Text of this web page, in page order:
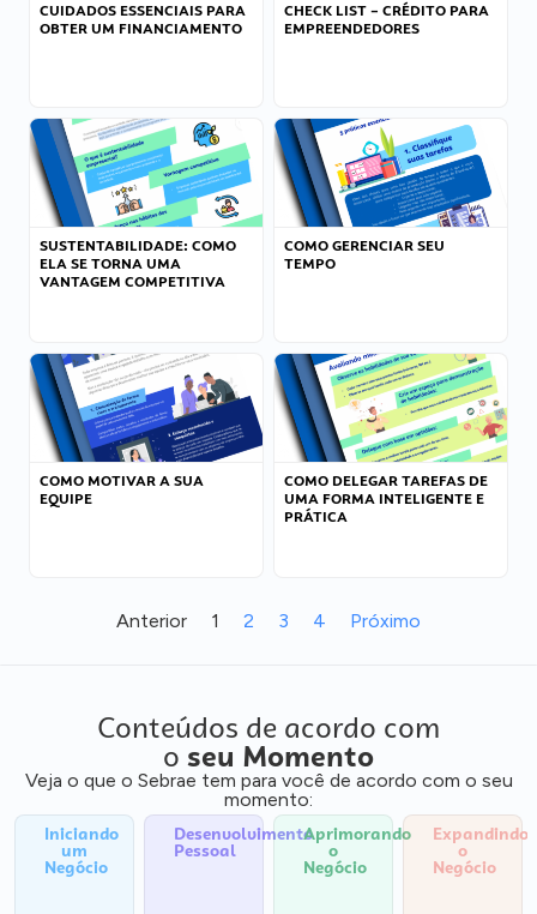
CUIDADOS ESSENCIAIS PARA
OBTER UM FINANCIAMENTO
CHECK LIST – CRÉDITO PARA
EMPREENDEDORES
SUSTENTABILIDADE: COMO
ELA SE TORNA UMA
VANTAGEM COMPETITIVA
COMO GERENCIAR SEU
TEMPO
COMO MOTIVAR A SUA
EQUIPE
COMO DELEGAR TAREFAS DE
UMA FORMA INTELIGENTE E
PRÁTICA
Anterior 1 2 3 4 Próximo
Conteúdos de acordo com
o seu Momento
Veja o que o Sebrae tem para você de acordo com o seu
momento:
Iniciando
um
Negócio
Desenvolvimento
Pessoal
Aprimorando
o
Negócio
Expandindo
o
Negócio